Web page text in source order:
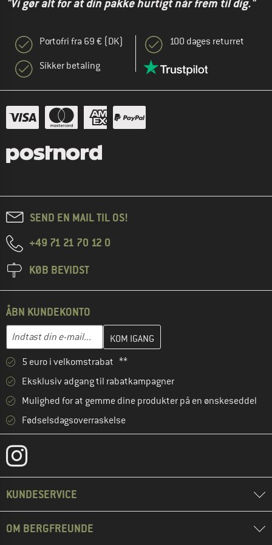
"Vi gør alt for at din pakke hurtigt når frem til dig."
Portofri fra 69 € (DK)
Sikker betaling
100 dages returret
SEND EN MAIL TIL OS!
+49 71 21 70 12 0
KØB BEVIDST
ÅBN KUNDEKONTO
E-mail-adresse
Indtast din e-mailadresse her, og opret i næste trin din
5 euro i velkomstrabat **
Eksklusiv adgang til rabatkampagner
Mulighed for at gemme dine produkter på en ønskeseddel
Fødselsdagsoverraskelse
KUNDESERVICE
OM BERGFREUNDE